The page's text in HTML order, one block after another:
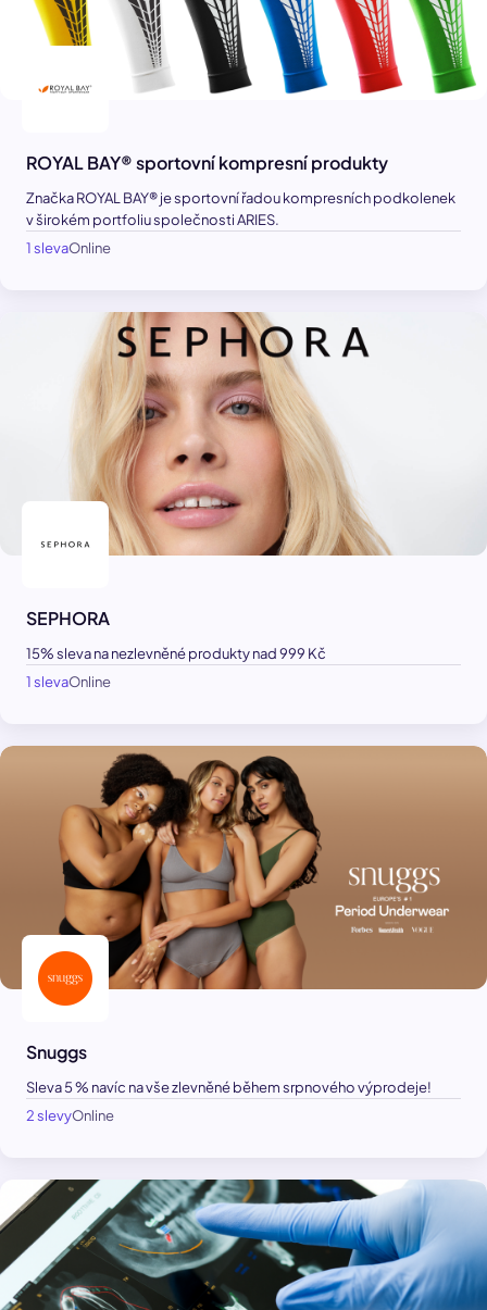
ROYAL BAY® sportovní kompresní produkty
Značka ROYAL BAY® je sportovní řadou kompresních podkolenek
v širokém portfoliu společnosti ARIES.
1 slevaOnline
SEPHORA
15% sleva na nezlevněné produkty nad 999 Kč
1 slevaOnline
Snuggs
Sleva 5 % navíc na vše zlevněné během srpnového výprodeje!
2 slevyOnline